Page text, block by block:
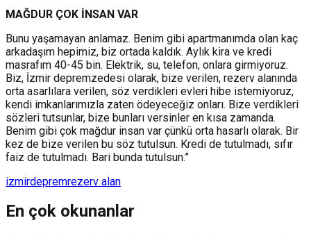
MAĞDUR ÇOK İNSAN VAR
Bunu yaşamayan anlamaz. Benim gibi apartmanımda olan kaç
arkadaşım hepimiz, biz ortada kaldık. Aylık kira ve kredi
masrafım 40-45 bin. Elektrik, su, telefon, onlara girmiyoruz.
Biz, İzmir depremzedesi olarak, bize verilen, rezerv alanında
orta asarlılara verilen, söz verdikleri evleri hibe istemiyoruz,
kendi imkanlarımızla zaten ödeyeceğiz onları. Bize verdikleri
sözleri tutsunlar, bize bunları versinler en kısa zamanda.
Benim gibi çok mağdur insan var çünkü orta hasarlı olarak. Bir
kez de bize verilen bu söz tutulsun. Kredi de tutulmadı, sıfır
faiz de tutulmadı. Bari bunda tutulsun.”
izmirdepremrezerv alan
En çok okunanlar